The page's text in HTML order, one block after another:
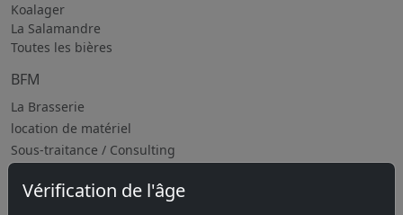
Vérification de l'âge
Koalager
La Salamandre
Toutes les bières
BFM
La Brasserie
location de matériel
Sous-traitance / Consulting